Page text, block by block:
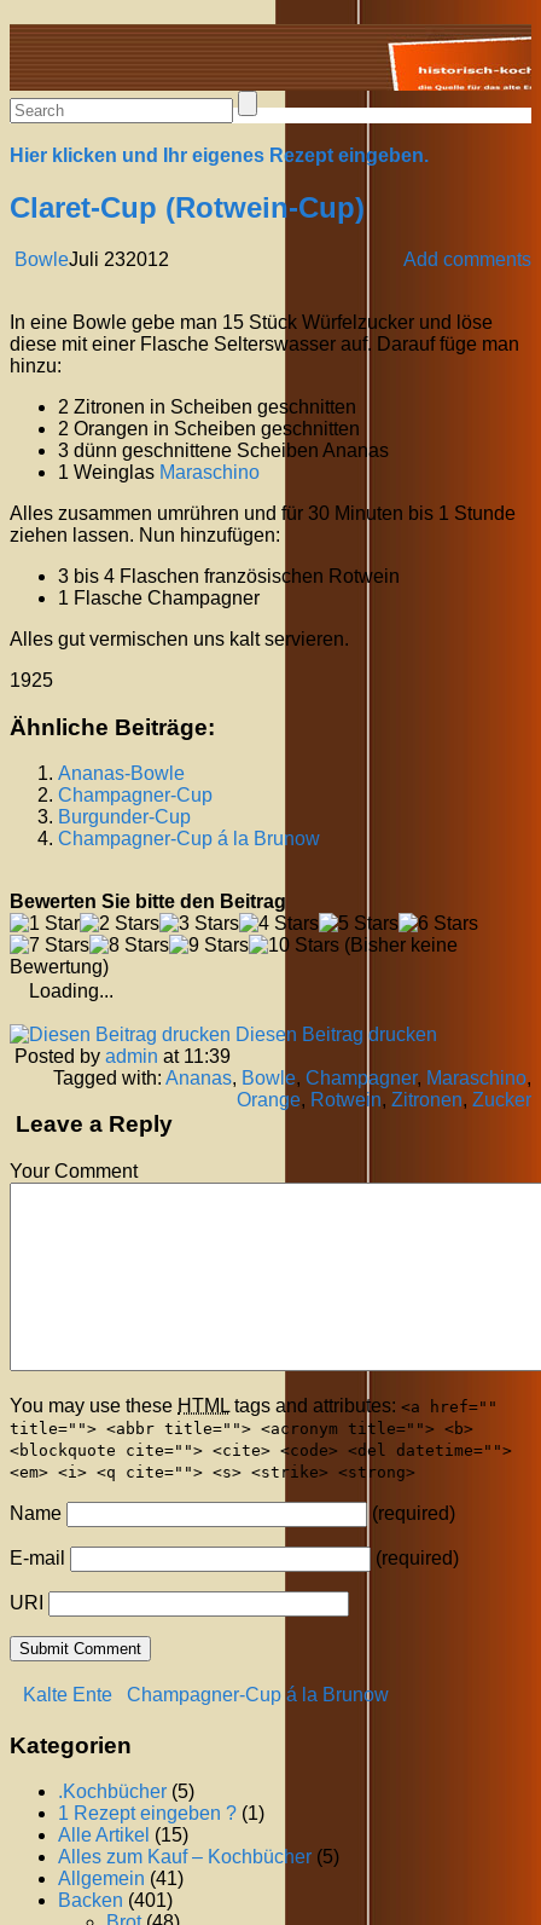
Alte Rezepte online
Hier klicken und Ihr eigenes Rezept eingeben.
Claret-Cup (Rotwein-Cup)
Bowle Add comments
Juli 232012
In eine Bowle gebe man 15 Stück Würfelzucker und löse
diese mit einer Flasche Selterswasser auf. Darauf füge man
hinzu:
2 Zitronen in Scheiben geschnitten
2 Orangen in Scheiben geschnitten
3 dünn geschnittene Scheiben Ananas
1 Weinglas Maraschino
Alles zusammen umrühren und für 30 Minuten bis 1 Stunde
ziehen lassen. Nun hinzufügen:
3 bis 4 Flaschen französischen Rotwein
1 Flasche Champagner
Alles gut vermischen uns kalt servieren.
1925
Ähnliche Beiträge:
Ananas-Bowle
Champagner-Cup
Burgunder-Cup
Champagner-Cup á la Brunow
Bewerten Sie bitte den Beitrag
(Bisher keine
Bewertung)
Loading...
Diesen Beitrag drucken
Posted by admin at 11:39
Tagged with: Ananas, Bowle, Champagner, Maraschino,
Orange, Rotwein, Zitronen, Zucker
Leave a Reply
Your Comment
You may use these HTML tags and attributes: <a href=""
title=""> <abbr title=""> <acronym title=""> <b>
<blockquote cite=""> <cite> <code> <del datetime="">
<em> <i> <q cite=""> <s> <strike> <strong>
Name (required)
E-mail (required)
URI
Kalte Ente Champagner-Cup á la Brunow
Kategorien
.Kochbücher (5)
1 Rezept eingeben ? (1)
Alle Artikel (15)
Alles zum Kauf – Kochbücher (5)
Allgemein (41)
Backen (401)